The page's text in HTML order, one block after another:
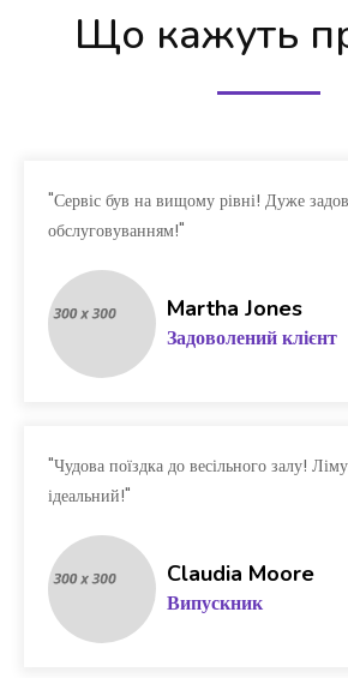
Що кажуть
"Сервіс був на вищому рівні! Дуже
обслуговуванням!"
Martha Jones
Задоволений клієнт
"Чудова поїздка до весільного залу!
ідеальний!"
Claudia Moore
Випускник